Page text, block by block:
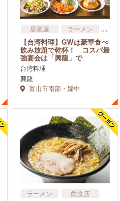
居酒屋
ラーメン
中華
アジア・エスニック料理
飲食店
【台湾料理】GWは豪華食べ
飲み放題で乾杯！ コスパ最
強宴会は「興龍」で
台湾料理
興龍
富山市南部・婦中
ラーメン 飲食店